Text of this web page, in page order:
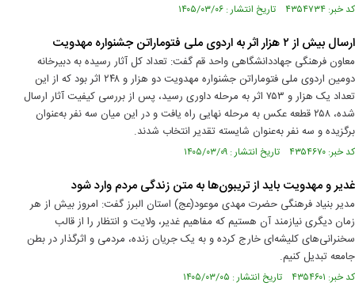
کد خبر: ۴۳۵۴۷۳۴ تاریخ انتشار : ۱۴۰۵/۰۳/۰۶
ارسال بیش از ۲ هزار اثر به اردوی ملی فتوماراتن جشنواره مهدویت
معاون فرهنگی جهاددانشگاهی واحد قم گفت: تعداد کل آثار رسیده به دبیرخانه
دومین اردوی ملی فتوماراتن جشنواره مهدویت دو هزار و ۲۴۸ اثر بود که از این
تعداد یک هزار و ۷۵۳ اثر به مرحله داوری رسید، پس از بررسی کیفیت آثار ارسال
شده، ۲۵۸ قطعه عکس به مرحله نهایی راه یافت و در این میان سه نفر به‌عنوان
برگزیده و سه نفر به‌عنوان شایسته تقدیر انتخاب شدند.
کد خبر: ۴۳۵۴۶۷۰ تاریخ انتشار : ۱۴۰۵/۰۳/۰۹
غدیر و مهدویت باید از تریبون‌ها به متن زندگی مردم وارد شود
مدیر بنیاد فرهنگی حضرت مهدی موعود(عج) استان البرز گفت: امروز بیش از هر
زمان دیگری نیازمند آن هستیم که مفاهیم غدیر، ولایت و انتظار را از قالب
سخنرانی‌های کلیشه‌ای خارج کرده و به یک جریان زنده، مردمی و اثرگذار در بطن
جامعه تبدیل کنیم.
کد خبر: ۴۳۵۴۶۰۱ تاریخ انتشار : ۱۴۰۵/۰۳/۰۵